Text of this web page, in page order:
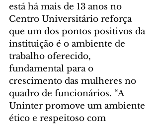
está há mais de 13 anos no
Centro Universitário reforça
que um dos pontos positivos da
instituição é o ambiente de
trabalho oferecido,
fundamental para o
crescimento das mulheres no
quadro de funcionários. “A
Uninter promove um ambiente
ético e respeitoso com